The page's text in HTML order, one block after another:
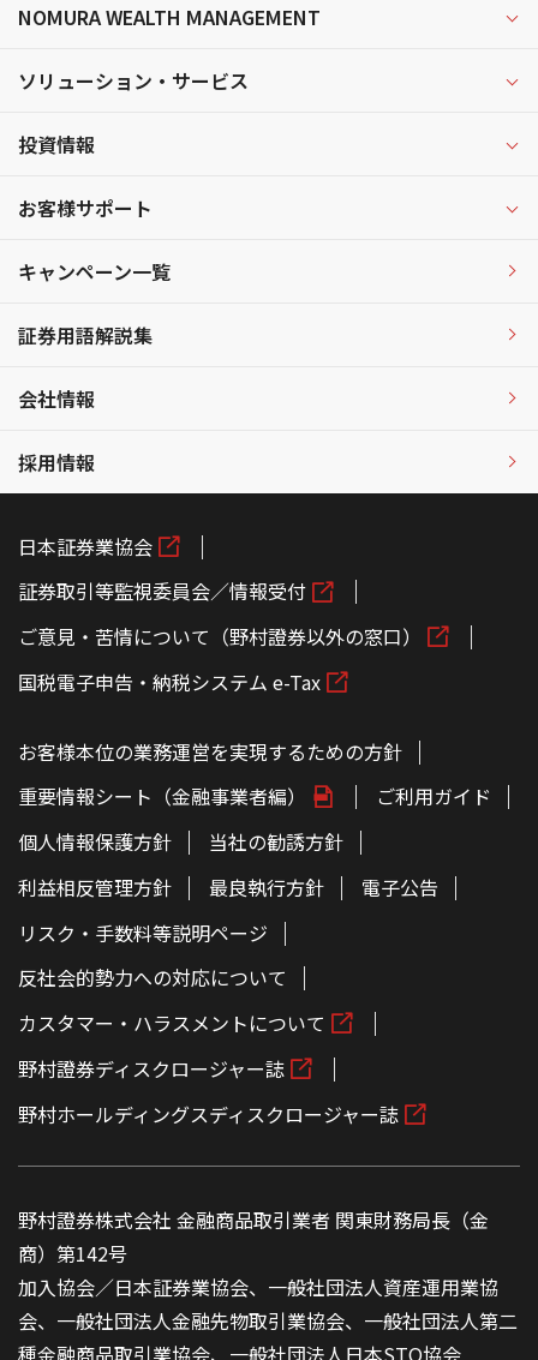
NOMURA WEALTH MANAGEMENT
ソリューション・サービス
投資情報
お客様サポート
キャンペーン一覧
証券用語解説集
会社情報
採用情報
日本証券業協会
証券取引等監視委員会／情報受付
ご意見・苦情について（野村證券以外の窓口）
国税電子申告・納税システム e-Tax
お客様本位の業務運営を実現するための方針
重要情報シート（金融事業者編）
ご利用ガイド
個人情報保護方針
当社の勧誘方針
利益相反管理方針
最良執行方針
電子公告
リスク・手数料等説明ページ
反社会的勢力への対応について
カスタマー・ハラスメントについて
野村證券ディスクロージャー誌
野村ホールディングスディスクロージャー誌
野村證券株式会社 金融商品取引業者 関東財務局長（金
商）第142号
加入協会／日本証券業協会、一般社団法人資産運用業協
会、一般社団法人金融先物取引業協会、一般社団法人第二